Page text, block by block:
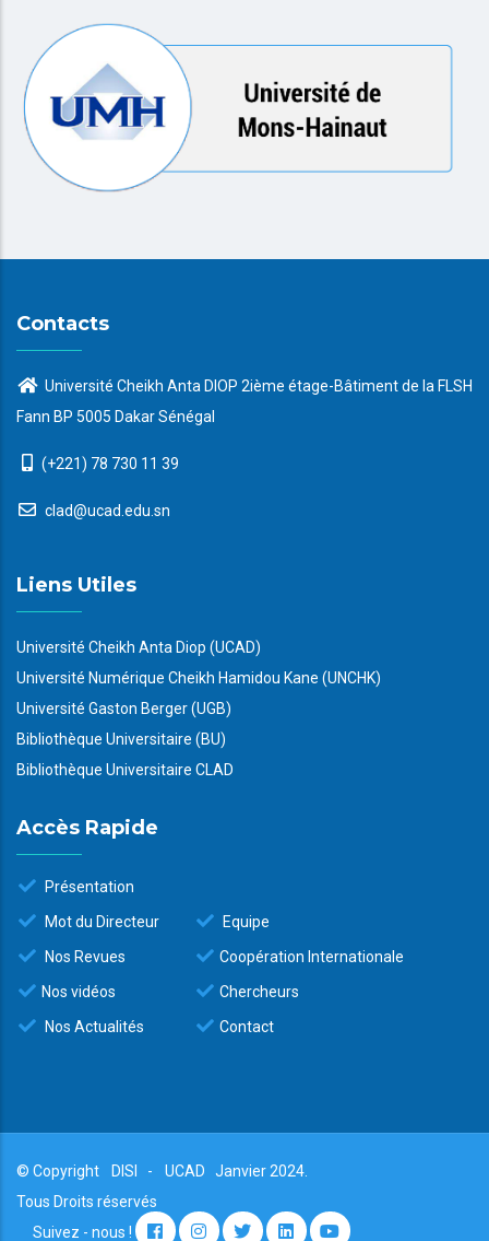
Contacts
Université Cheikh Anta DIOP 2ième étage-Bâtiment de la FLSH
Fann BP 5005 Dakar Sénégal
(+221) 78 730 11 39
clad@ucad.edu.sn
Liens Utiles
Université Cheikh Anta Diop (UCAD)
Université Numérique Cheikh Hamidou Kane (UNCHK)
Université Gaston Berger (UGB)
Bibliothèque Universitaire (BU)
Bibliothèque Universitaire CLAD
Accès Rapide
Présentation
Mot du Directeur
Nos Revues
Nos vidéos
Nos Actualités
Equipe
Coopération Internationale
Chercheurs
Contact
© Copyright DISI - UCAD
Janvier 2024.
Tous Droits réservés
Suivez - nous !